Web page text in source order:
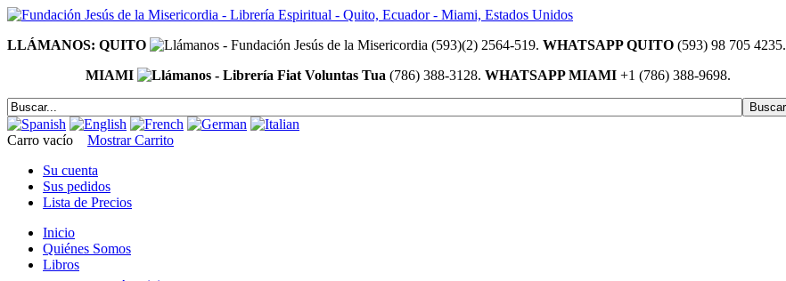
LLÁMANOS: QUITO (593)(2) 2564-519. WHATSAPP QUITO (593) 98 705 4235.
MIAMI
(786) 388-3128. WHATSAPP MIAMI +1 (786) 388-9698.
Carro vacío
Mostrar Carrito
Su cuenta
Sus pedidos
Lista de Precios
Inicio
Quiénes Somos
Libros